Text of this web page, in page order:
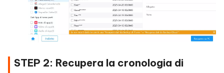
STEP 2: Recupera la cronologia di